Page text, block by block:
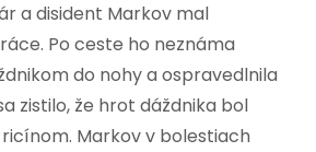
a disident Markov mal
Po ceste ho neznáma
do nohy a ospravedlnila
zistilo, že hrot dáždnika bol
Markov v bolestiach